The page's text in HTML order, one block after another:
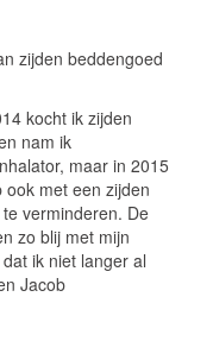
zijden beddengoed
kocht ik zijden
nam ik
maar in 2015
met een zijden
verminderen. De
zo blij met mijn
ik niet langer al
Jacob